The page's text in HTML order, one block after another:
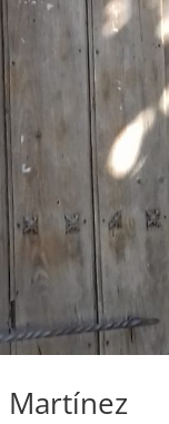
Martínez